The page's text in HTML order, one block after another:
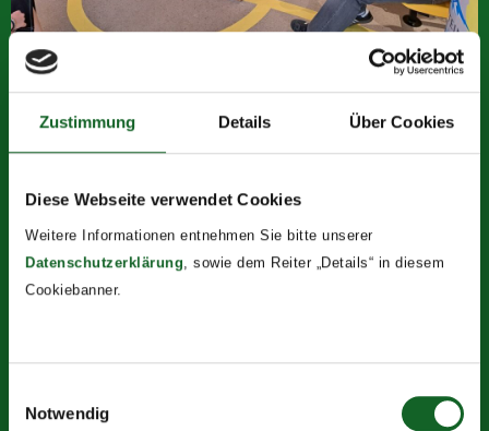
Zustimmung Details Über Cookies
Diese Webseite verwendet Cookies
Weitere Informationen entnehmen Sie bitte unserer
Datenschutzerklärung , sowie dem Reiter „Details“ in diesem
Cookiebanner.
Notwendig